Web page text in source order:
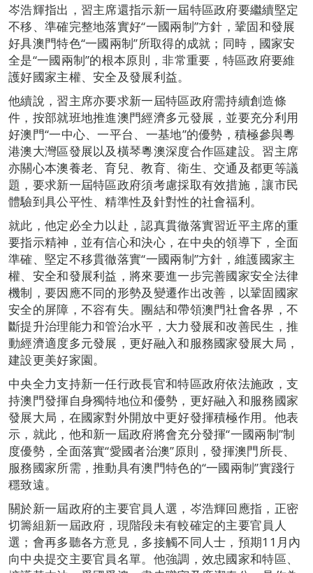
岑浩輝指出，習主席還指示新一屆特區政府要繼續堅定
不移、準確完整地落實好“一國兩制”方針，鞏固和發展
好具澳門特色“一國兩制”所取得的成就；同時，國家安
全是“一國兩制”的根本原則，非常重要，特區政府要維
護好國家主權、安全及發展利益。
他續說，習主席亦要求新一屆特區政府需持續創造條
件，按部就班地推進澳門經濟多元發展，並要充分利用
好澳門“一中心、一平台、一基地”的優勢，積極參與粵
港澳大灣區發展以及橫琴粵澳深度合作區建設。習主席
亦關心本澳養老、育兒、教育、衛生、交通及都更等議
題，要求新一屆特區政府須考慮採取有效措施，讓市民
體驗到具公平性、精準性及針對性的社會福利。
就此，他定必全力以赴，認真貫徹落實習近平主席的重
要指示精神，並有信心和決心，在中央的領導下，全面
準確、堅定不移貫徹落實“一國兩制”方針，維護國家主
權、安全和發展利益，將來要進一步完善國家安全法律
機制，要因應不同的形勢及變遷作出改善，以鞏固國家
安全的屏障，不容有失。團結和帶領澳門社會各界，不
斷提升治理能力和管治水平，大力發展和改善民生，推
動經濟適度多元發展，更好融入和服務國家發展大局，
建設更美好家園。
中央全力支持新一任行政長官和特區政府依法施政，支
持澳門發揮自身獨特地位和優勢，更好融入和服務國家
發展大局，在國家對外開放中更好發揮積極作用。他表
示，就此，他和新一屆政府將會充分發揮“一國兩制”制
度優勢，全面落實“愛國者治澳”原則，發揮澳門所長、
服務國家所需，推動具有澳門特色的“一國兩制”實踐行
穩致遠。
關於新一屆政府的主要官員人選，岑浩輝回應指，正密
切籌組新一屆政府，現階段未有較確定的主要官員人
選；會再多聽各方意見，多接觸不同人士，預期11月內
向中央提交主要官員名單。他強調，效忠國家和特區、